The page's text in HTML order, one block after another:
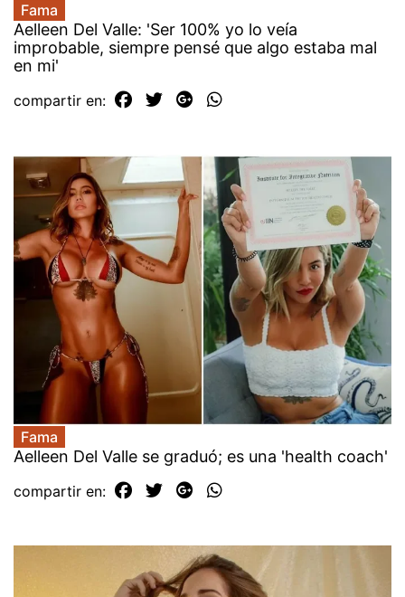
Fama
Aelleen Del Valle: 'Ser 100% yo lo veía
improbable, siempre pensé que algo estaba mal
en mi'
compartir en:
Fama
Aelleen Del Valle se graduó; es una 'health coach'
compartir en: